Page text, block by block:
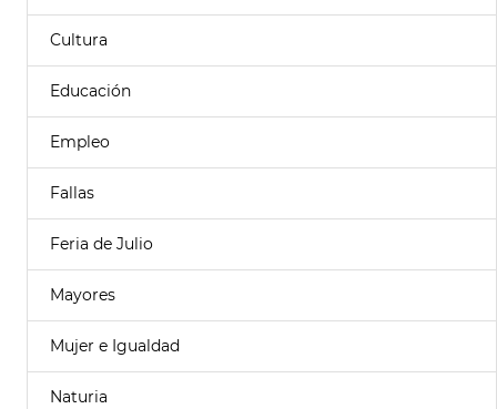
Cultura
Educación
Empleo
Fallas
Feria de Julio
Mayores
Mujer e Igualdad
Naturia